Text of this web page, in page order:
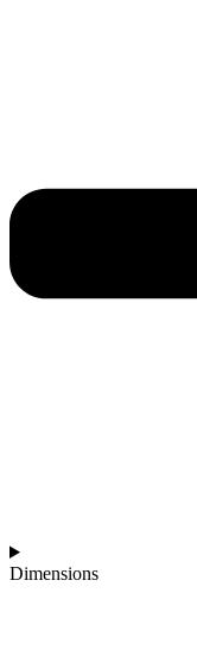
Dimensions